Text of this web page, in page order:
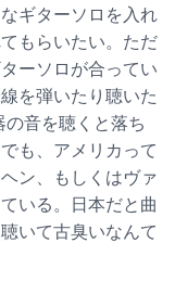
ギターソロを入れ
もらいたい。ただ
ーソロが合ってい
を弾いたり聴いた
音を聴くと落ち
も、アメリカって
ン、もしくはヴァ
いる。日本だと曲
いて古臭いなんて